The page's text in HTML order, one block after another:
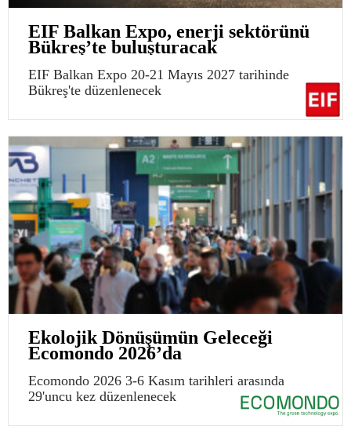
EIF Balkan Expo, enerji sektörünü
Bükreş’te buluşturacak
EIF Balkan Expo 20-21 Mayıs 2027 tarihinde
Bükreş'te düzenlenecek
Ekolojik Dönüşümün Geleceği
Ecomondo 2026’da
Ecomondo 2026 3-6 Kasım tarihleri arasında
29'uncu kez düzenlenecek